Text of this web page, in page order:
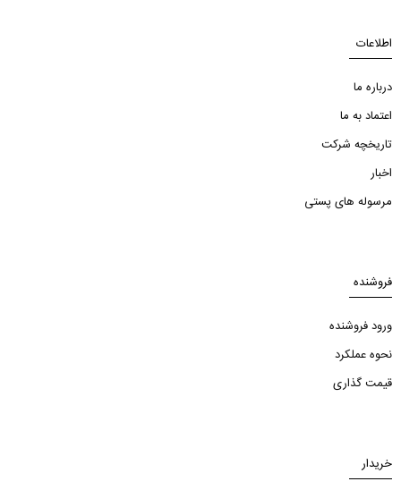
اطلاعات
درباره ما
اعتماد به ما
تاریخچه شرکت
اخبار
مرسوله های پستی
فروشنده
ورود فروشنده
نحوه عملکرد
قیمت گذاری
خریدار